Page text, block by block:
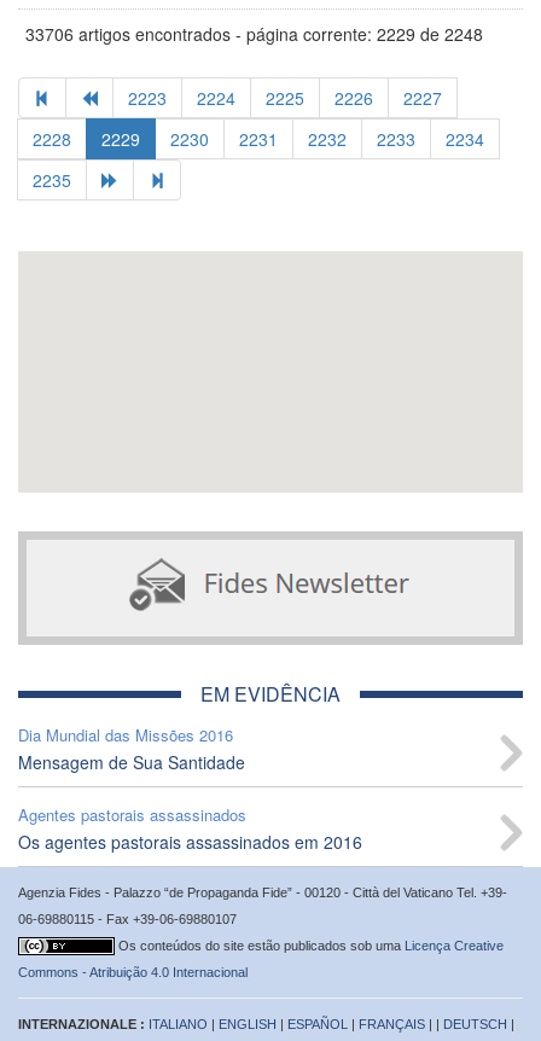
33706 artigos encontrados - página corrente: 2229 de 2248
2223 2224 2225 2226
2227
2228
2229 2230 2231 2232 2233
2234
2235
EM EVIDÊNCIA
Dia Mundial das Missões 2016
Mensagem de Sua Santidade
Agentes pastorais assassinados
Os agentes pastorais assassinados em 2016
Agenzia Fides - Palazzo “de Propaganda Fide” - 00120 - Città del Vaticano Tel. +39-
06-69880115 - Fax +39-06-69880107
Os conteúdos do site estão publicados sob uma Licença Creative
Commons - Atribuição 4.0 Internacional
INTERNAZIONALE : ITALIANO | ENGLISH | ESPAÑOL | FRANÇAIS | | DEUTSCH |